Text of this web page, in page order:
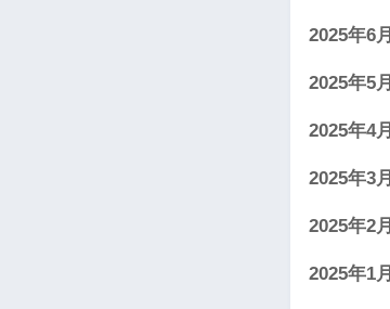
2025年6月
2025年5月
2025年4月
2025年3月
2025年2月
2025年1月